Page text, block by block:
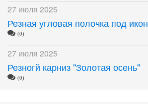
27 июля 2025
Резная угловая полочка под
(0)
27 июля 2025
Резногй карниз "Золотая осень"
(0)